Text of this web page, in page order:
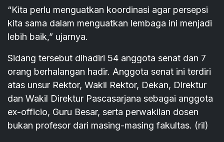
“Kita perlu menguatkan koordinasi agar persepsi
kita sama dalam menguatkan lembaga ini menjadi
lebih baik,” ujarnya.
Sidang tersebut dihadiri 54 anggota senat dan 7
orang berhalangan hadir. Anggota senat ini terdiri
atas unsur Rektor, Wakil Rektor, Dekan, Direktur
dan Wakil Direktur Pascasarjana sebagai anggota
ex-officio, Guru Besar, serta perwakilan dosen
bukan profesor dari masing-masing fakultas. (ril)